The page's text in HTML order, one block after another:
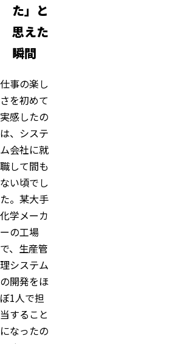
た」と
思えた
瞬間
仕事の楽し
さを初めて
実感したの
は、システ
ム会社に就
職して間も
ない頃でし
た。某大手
化学メーカ
ーの工場
で、生産管
理システム
の開発をほ
ぼ1人で担
当すること
になったの